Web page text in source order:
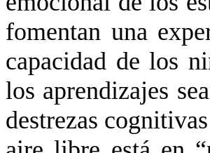
fomentan una
capacidad de los
los aprendizajes
destrezas